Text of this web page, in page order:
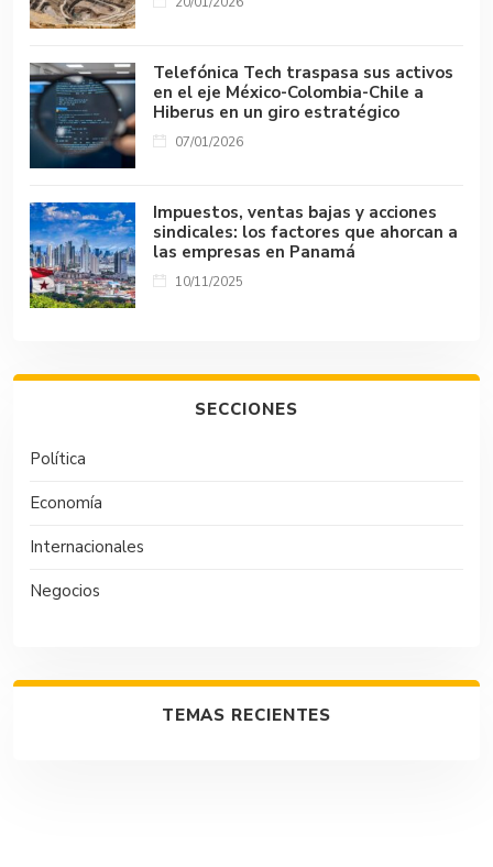
Telefónica Tech traspasa sus activos
en el eje México-Colombia-Chile a
Hiberus en un giro estratégico
07/01/2026
Impuestos, ventas bajas y acciones
sindicales: los factores que ahorcan a
las empresas en Panamá
10/11/2025
SECCIONES
Política
Economía
Internacionales
Negocios
TEMAS RECIENTES